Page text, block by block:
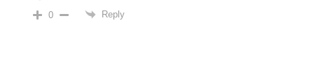
0 Reply